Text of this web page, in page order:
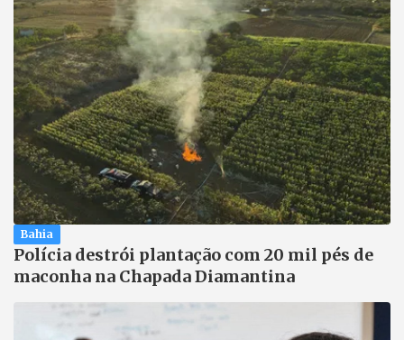
Bahia
Polícia destrói plantação com 20 mil pés de
maconha na Chapada Diamantina